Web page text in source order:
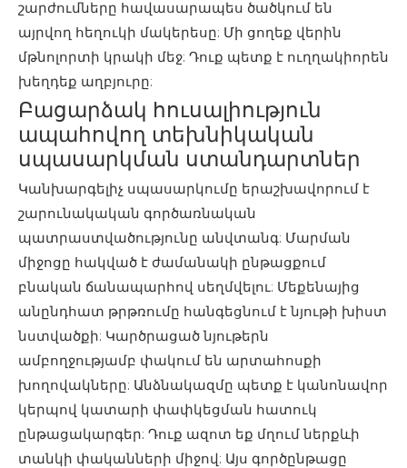
շարժումները հավասարապես ծածկում են
այրվող հեղուկի մակերեսը: Մի ցողեք վերին
մթնոլորտի կրակի մեջ: Դուք պետք է ուղղակիորեն
խեղդեք աղբյուրը:
Բացարձակ հուսալիություն
ապահովող տեխնիկական
սպասարկման ստանդարտներ
Կանխարգելիչ սպասարկումը երաշխավորում է
շարունակական գործառնական
պատրաստվածությունը անվտանգ: Մարման
միջոցը հակված է ժամանակի ընթացքում
բնական ճանապարհով սեղմվելու: Մեքենայից
անընդհատ թրթռումը հանգեցնում է նյութի խիստ
նստվածքի: Կարծրացած նյութերն
ամբողջությամբ փակում են արտահոսքի
խողովակները: Անձնակազմը պետք է կանոնավոր
կերպով կատարի փափկեցման հատուկ
ընթացակարգեր: Դուք ազոտ եք մղում ներքևի
տանկի փականների միջով: Այս գործընթացը